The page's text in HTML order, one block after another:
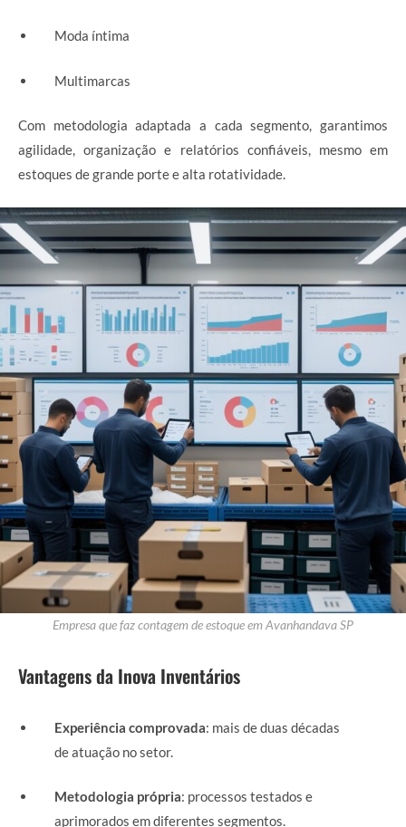
Moda íntima
Multimarcas
Com metodologia adaptada a cada segmento, garantimos
agilidade, organização e relatórios confiáveis, mesmo em
estoques de grande porte e alta rotatividade.
Empresa que faz contagem de estoque em Avanhandava SP
Vantagens da Inova Inventários
Experiência comprovada: mais de duas décadas
de atuação no setor.
Metodologia própria: processos testados e
aprimorados em diferentes segmentos.